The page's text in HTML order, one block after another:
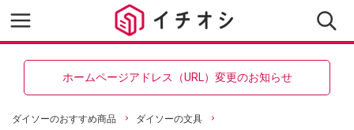
ホームページアドレス（URL）変更のお知らせ
ダイソーのおすすめ商品 ダイソーの文具